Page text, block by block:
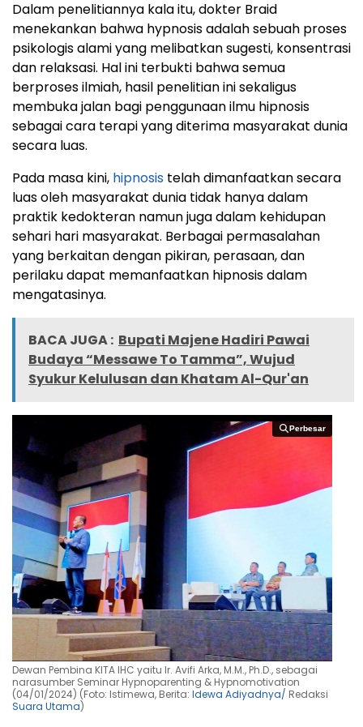
Dalam penelitiannya kala itu, dokter Braid
menekankan bahwa hypnosis adalah sebuah proses
psikologis alami yang melibatkan sugesti, konsentrasi
dan relaksasi. Hal ini terbukti bahwa semua
berproses ilmiah, hasil penelitian ini sekaligus
membuka jalan bagi penggunaan ilmu hipnosis
sebagai cara terapi yang diterima masyarakat dunia
secara luas.
Pada masa kini, hipnosis telah dimanfaatkan secara
luas oleh masyarakat dunia tidak hanya dalam
praktik kedokteran namun juga dalam kehidupan
sehari hari masyarakat. Berbagai permasalahan
yang berkaitan dengan pikiran, perasaan, dan
perilaku dapat memanfaatkan hipnosis dalam
mengatasinya.
BACA JUGA : Bupati Majene Hadiri Pawai
Budaya “Messawe To Tamma”, Wujud
Syukur Kelulusan dan Khatam Al-Qur'an
Perbesar
Perbesar
Dewan Pembina KITA IHC yaitu Ir. Avifi Arka, M.M., Ph.D., sebagai
narasumber Seminar Hypnoparenting & Hypnomotivation
(04/01/2024) (Foto: Istimewa, Berita: Idewa Adiyadnya/ Redaksi
Suara Utama)